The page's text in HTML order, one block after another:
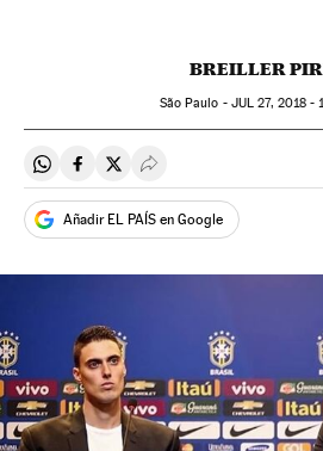
BREILLER
São Paulo - JUL 27, 2018 -
Compartir en Whatsapp
Compartir en Facebook
Compartir en Twitter
Desplegar Redes
Añadir EL PAÍS en Google